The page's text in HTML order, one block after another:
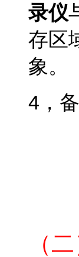
录仪
存区
象。
4 ，
（